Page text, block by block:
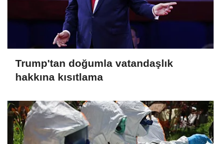
Trump'tan doğumla vatandaşlık
hakkına kısıtlama